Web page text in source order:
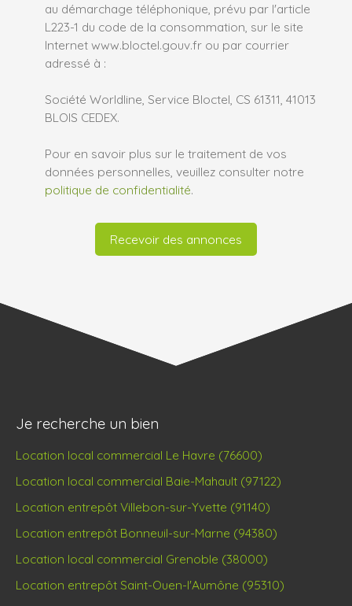
au démarchage téléphonique, prévu par l'article
L223-1 du code de la consommation, sur le site
Internet www.bloctel.gouv.fr ou par courrier
adressé à :
Société Worldline, Service Bloctel, CS 61311, 41013
BLOIS CEDEX.
Pour en savoir plus sur le traitement de vos
données personnelles, veuillez consulter notre
politique de confidentialité.
Recevoir des annonces
Je recherche un bien
Location local commercial Le Havre (76600)
Location local commercial Baie-Mahault (97122)
Location entrepôt Villebon-sur-Yvette (91140)
Location entrepôt Bonneuil-sur-Marne (94380)
Location local commercial Grenoble (38000)
Location entrepôt Saint-Ouen-l'Aumône (95310)